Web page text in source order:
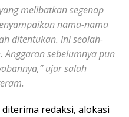
melibatkan segenap
nama-nama
ditentukan. Ini seolah-
sebelumnya pun
ujar salah
redaksi, alokasi